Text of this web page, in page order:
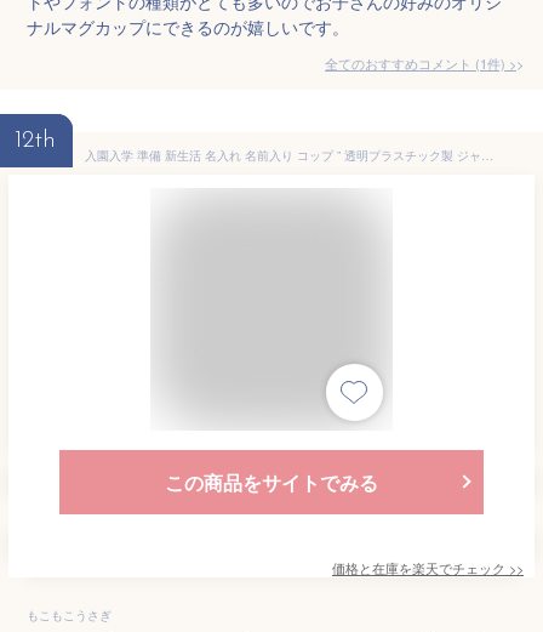
ナルマグカップにできるのが嬉しいです。
全てのおすすめコメント (1件) >
12th
入園入学 準備 新生活 名入れ 名前入り コップ ” 透明プラスチック製 ジャンプするピングーがかわいい歯磨きコップ ” コップ レッド オレンジ ピンク ベージュ ペンギン 日本製 入園入学準備 遠足 男の子 女の子 おしゃれ 保育園 幼稚園 小学校 PINGU JUMPING
この商品をサイトでみる
価格と在庫を楽天でチェック >>
もこもこうさぎ